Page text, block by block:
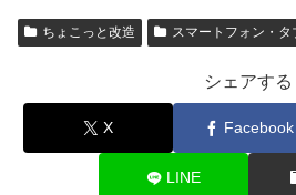
ちょこっと改造 スマートフォン・タ
シェアする
X Facebook
LINE